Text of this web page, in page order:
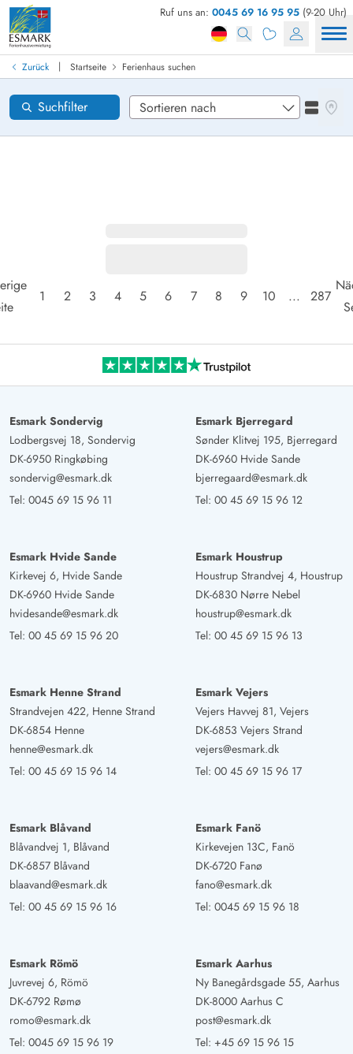
Ruf uns an: 0045 69 16 95 95 (9-20 Uhr)
Zurück | Startseite Ferienhaus suchen
1 2 3 4 5 6 7 8 9 10 ... 287
Suchfilter
Ferienhaus in Dänemark finden
Anreise
Gebiete
Esmark Sondervig
Lodbergsvej 18, Sondervig
DK-6950 Ringkøbing
sondervig@esmark.dk
Tel: 0045 69 15 96 11
Esmark Bjerregard
Sønder Klitvej 195, Bjerregard
DK-6960 Hvide Sande
bjerregaard@esmark.dk
Tel: 00 45 69 15 96 12
Esmark Hvide Sande
Kirkevej 6, Hvide Sande
DK-6960 Hvide Sande
hvidesande@esmark.dk
Tel: 00 45 69 15 96 20
Esmark Houstrup
Houstrup Strandvej 4, Houstrup
DK-6830 Nørre Nebel
houstrup@esmark.dk
Tel: 00 45 69 15 96 13
Esmark Henne Strand
Strandvejen 422, Henne Strand
DK-6854 Henne
henne@esmark.dk
Tel: 00 45 69 15 96 14
Esmark Vejers
Vejers Havvej 81, Vejers
DK-6853 Vejers Strand
vejers@esmark.dk
Tel: 00 45 69 15 96 17
Esmark Blåvand
Blåvandvej 1, Blåvand
DK-6857 Blåvand
blaavand@esmark.dk
Tel: 00 45 69 15 96 16
Esmark Fanö
Kirkevejen 13C, Fanö
DK-6720 Fanø
fano@esmark.dk
Tel: 0045 69 15 96 18
Esmark Römö
Juvrevej 6, Römö
DK-6792 Rømø
romo@esmark.dk
Tel: 0045 69 15 96 19
Esmark Aarhus
Ny Banegårdsgade 55, Aarhus
DK-8000 Aarhus C
post@esmark.dk
Tel: +45 69 15 96 15